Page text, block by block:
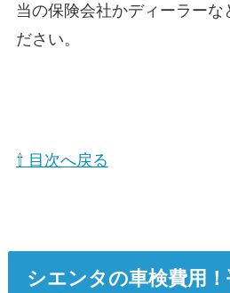
当の保険会社かディーラーな
ださい。
⇧ 目次へ戻る
シエンタの車検費用